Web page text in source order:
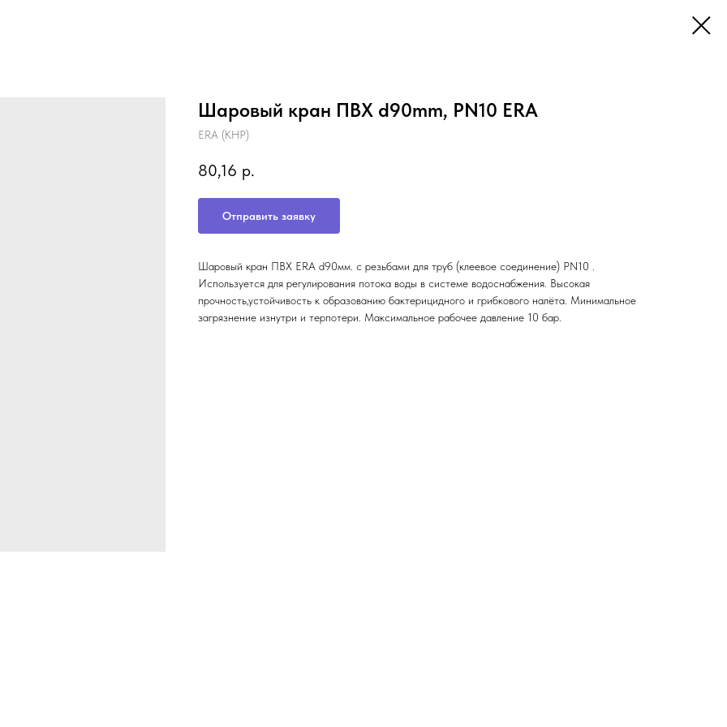
Шаровый кран ПВХ d90mm, PN10 ERA
ERA (КНР)
80,16 р.
Отправить заявку
Шаровый кран ПВХ ERA d90мм. с резьбами для труб (клеевое соединение) PN10 .
Используется для регулирования потока воды в системе водоснабжения. Высокая
прочность,устойчивость к образованию бактерицидного и грибкового налёта. Минимальное
загрязнение изнутри и терпотери. Максимальное рабочее давление 10 бар.